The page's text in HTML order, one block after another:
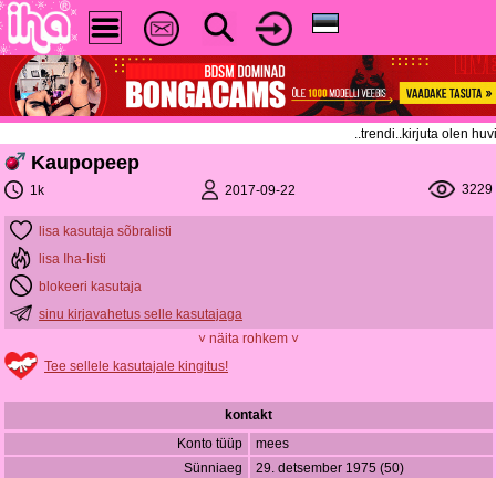
..trendi..kirjuta olen
Kaupopeep
1k 2017-09-22 3229
lisa kasutaja sõbralisti
lisa Iha-listi
blokeeri kasutaja
sinu kirjavahetus selle kasutajaga
˅ näita rohkem ˅
Tee sellele kasutajale kingitus!
kontakt
Konto tüüp
mees
Sünniaeg
29. detsember 1975 (50)